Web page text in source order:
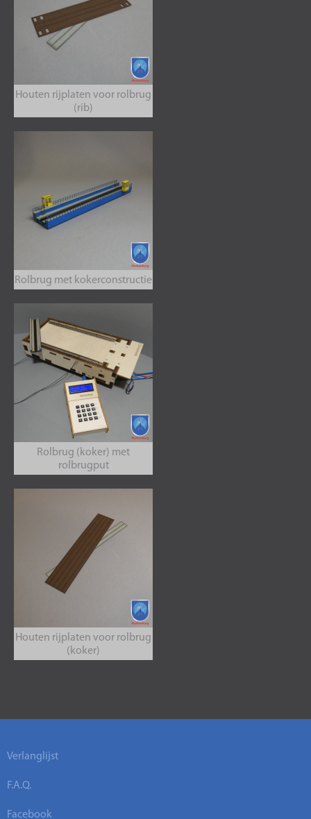
Houten rijplaten voor rolbrug
(rib)
Rolbrug met kokerconstructie
Rolbrug (koker) met
rolbrugput
Houten rijplaten voor rolbrug
(koker)
Verlanglijst
F.A.Q.
Facebook